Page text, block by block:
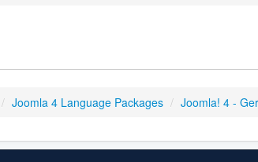
/ Joomla 4 Language Packages / Joomla! 4 -